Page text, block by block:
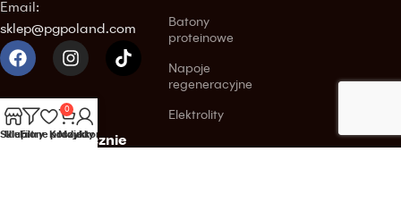
Email:
sklep@pgpoland.com
Batony
proteinowe
Napoje
regeneracyjne
Elektrolity
Kupuj bezpiecznie
SklepFiltry
Ulubione produkty
0
Koszyk
Moje konto